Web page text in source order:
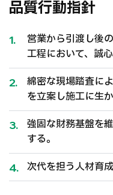
品質行動指針
営業から引渡し後
工程において、誠
綿密な現場踏査に
を立案し施工に生か
強固な財務基盤を
する。
次代を担う人材育